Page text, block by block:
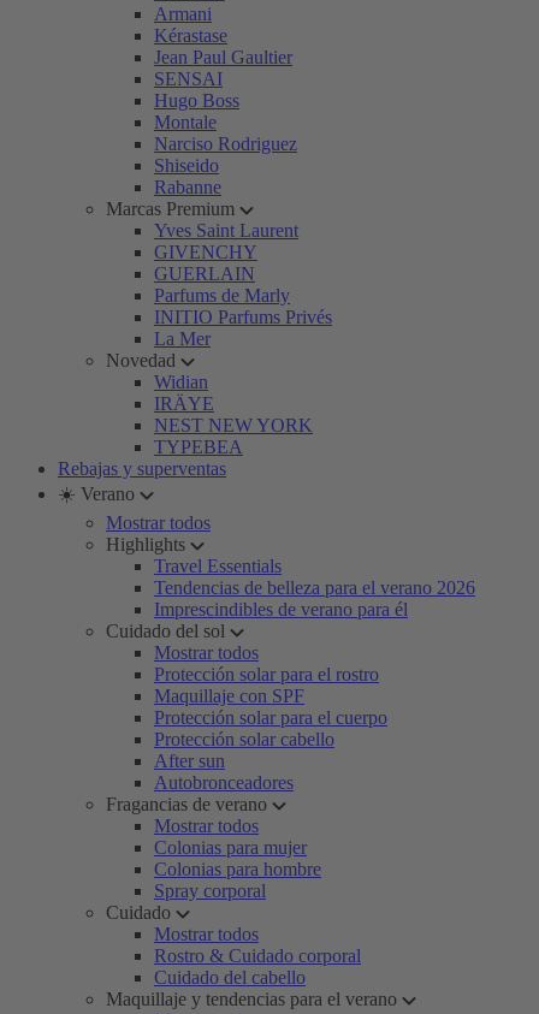
Armani
Kérastase
Jean Paul Gaultier
SENSAI
Hugo Boss
Montale
Narciso Rodriguez
Shiseido
Rabanne
Marcas Premium
Yves Saint Laurent
GIVENCHY
GUERLAIN
Parfums de Marly
INITIO Parfums Privés
La Mer
Novedad
Widian
IRÄYE
NEST NEW YORK
TYPEBEA
Rebajas y superventas
☀️ Verano
Mostrar todos
Highlights
Travel Essentials
Tendencias de belleza para el verano 2026
Imprescindibles de verano para él
Cuidado del sol
Mostrar todos
Protección solar para el rostro
Maquillaje con SPF
Protección solar para el cuerpo
Protección solar cabello
After sun
Autobronceadores
Fragancias de verano
Mostrar todos
Colonias para mujer
Colonias para hombre
Spray corporal
Cuidado
Mostrar todos
Rostro & Cuidado corporal
Cuidado del cabello
Maquillaje y tendencias para el verano